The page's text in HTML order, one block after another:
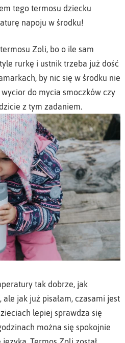
tego termosu dziecku
napoju w środku!
Zoli, bo o ile sam
rurkę i ustnik trzeba już dość
by nic się w środku nie
do mycia smoczków czy
z tym zadaniem.
tak dobrze, jak
ale jak już pisałam, czasami jest
lepiej sprawdza się
można się spokojnie